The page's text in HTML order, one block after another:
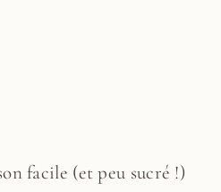
facile (et peu sucré !)